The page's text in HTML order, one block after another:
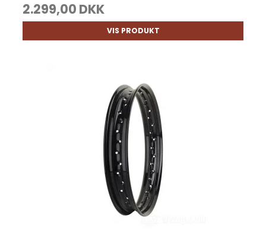
2.299,00 DKK
VIS PRODUKT